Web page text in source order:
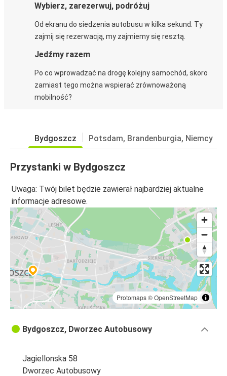
Wybierz, zarezerwuj, podróżuj
Od ekranu do siedzenia autobusu w kilka sekund. Ty
zajmij się rezerwacją, my zajmiemy się resztą.
Jedźmy razem
Po co wprowadzać na drogę kolejny samochód, skoro
zamiast tego można wspierać zrównoważoną
mobilność?
Bydgoszcz Potsdam, Brandenburgia, Niemcy
Przystanki w Bydgoszcz
Uwaga: Twój bilet będzie zawierał najbardziej aktualne
informacje adresowe.
Protomaps©OpenStreetMap
Bydgoszcz, Dworzec Autobusowy
Jagiellonska 58
Dworzec Autobusowy